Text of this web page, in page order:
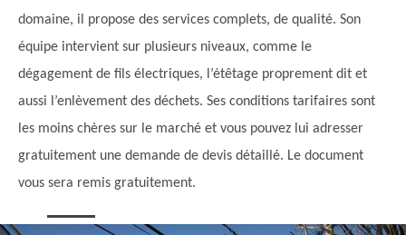
domaine, il propose des services complets, de qualité. Son
équipe intervient sur plusieurs niveaux, comme le
dégagement de fils électriques, l’étêtage proprement dit et
aussi l’enlèvement des déchets. Ses conditions tarifaires sont
les moins chères sur le marché et vous pouvez lui adresser
gratuitement une demande de devis détaillé. Le document
vous sera remis gratuitement.